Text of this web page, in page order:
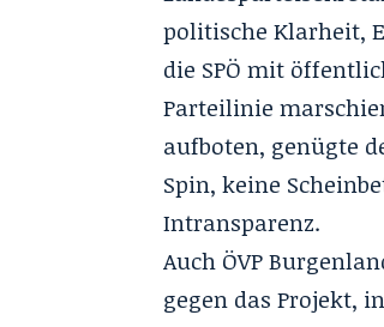
politische Klarheit,
die SPÖ mit
Parteilinie
aufboten, genügte
Spin, keine
Intransparenz.
Auch ÖVP
gegen das Projekt,